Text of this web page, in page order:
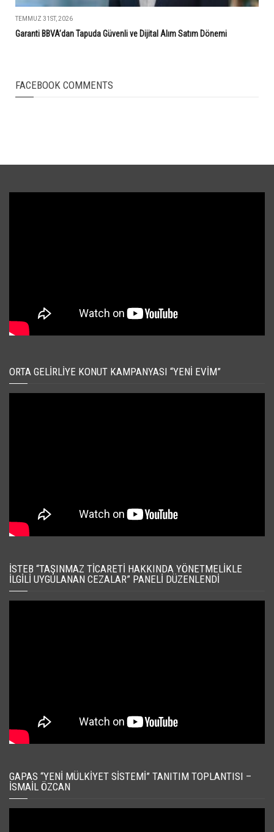
TEMMUZ 31ST, 2026
Garanti BBVA’dan Tapuda Güvenli ve Dijital Alım Satım Dönemi
FACEBOOK COMMENTS
ORTA GELIRLIYE KONUT KAMPANYASI “YENI EVIM”
İSTEB “TAŞINMAZ TICARETI HAKKINDA YÖNETMELIKLE
İLGILI UYGULANAN CEZALAR” PANELI DÜZENLENDI
GAPAS “YENI MÜLKIYET SISTEMI” TANITIM TOPLANTISI –
İSMAIL ÖZCAN